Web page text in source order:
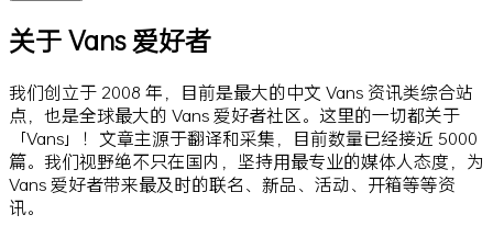
关于 Vans 爱好者
我们创立于 2008 年，目前是最大的中文 Vans 资讯类综合站
点，也是全球最大的 Vans 爱好者社区。这里的一切都关于
「Vans」！文章主源于翻译和采集，目前数量已经接近 5000
篇。我们视野绝不只在国内，坚持用最专业的媒体人态度，为
Vans 爱好者带来最及时的联名、新品、活动、开箱等等资
讯。